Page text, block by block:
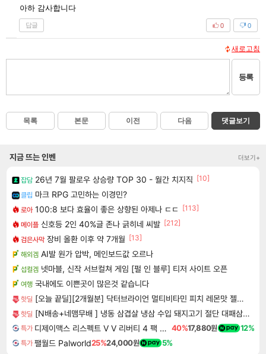
아하 감사합니다
답글 0
0
새로고침
등록
목록 본문 이전 다음 댓글보기
지금 뜨는 인벤 더보기+
잡담 26년 7월 팔로우 상승량 TOP 30 - 월간 치지직 [10]
클립 마크 RPG 고민하는 이경민?
로아 100:8 보다 효율이 좋은 상향된 아제나 ㄷㄷ
[113]
메이플 신호등 2인 40%글 존나 긁히네 씨발 [212]
검은사막 장비 올환 이후 약 7개월 [13]
해외겜 AI발 원가 압박, 메인보드값 오르나
섭컬겜 넷마블, 신작 서브컬쳐 게임 [펄 인 블루] 티저 사이트 오픈
여행 국내에도 이쁜곳이 많은것 같습니다
핫딜 [오늘 끝딜][2개월분] 닥터브라이언 멀티비타민 피치 레몬맛 젤리 멀티구미 100구미, 2개
핫딜 [N배송+네맴무배 ] 냉동 삼겹살 냉삼 수입 돼지고기 절단 대패삼겹살
특가 디제이맥스 리스펙트 V V 리버티 4 팩 DJMAX RESPECT V V Liberty 4 Pack DLC 40%17,880원 12%
특가 팰월드 Palworld25%24,000원 5%